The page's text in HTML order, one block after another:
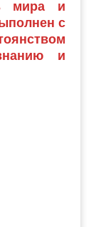
мира и
с
и